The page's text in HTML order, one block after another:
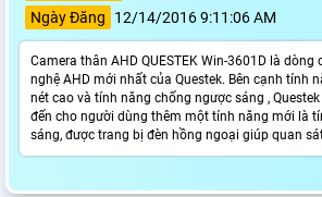
Ngày Đăng
12/14/2016 9:11:06 AM
Camera thân AHD QUESTEK Win-3601D là
nghệ AHD mới nhất của Questek. Bên cạnh tính
nét cao và tính năng chống ngược sáng ,
đến cho người dùng thêm một tính năng mới là
sáng, được trang bị đèn hồng ngoại giúp quan